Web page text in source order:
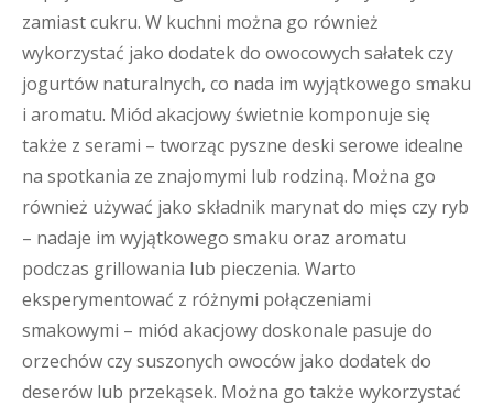
zamiast cukru. W kuchni można go również
wykorzystać jako dodatek do owocowych sałatek czy
jogurtów naturalnych, co nada im wyjątkowego smaku
i aromatu. Miód akacjowy świetnie komponuje się
także z serami – tworząc pyszne deski serowe idealne
na spotkania ze znajomymi lub rodziną. Można go
również używać jako składnik marynat do mięs czy ryb
– nadaje im wyjątkowego smaku oraz aromatu
podczas grillowania lub pieczenia. Warto
eksperymentować z różnymi połączeniami
smakowymi – miód akacjowy doskonale pasuje do
orzechów czy suszonych owoców jako dodatek do
deserów lub przekąsek. Można go także wykorzystać